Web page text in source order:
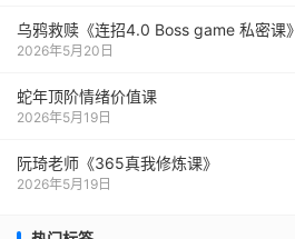
乌鸦救赎《连招4.0 Boss game 私密课》
2026年5月20日
蛇年顶阶情绪价值课
2026年5月19日
阮琦老师《365真我修炼课》
2026年5月19日